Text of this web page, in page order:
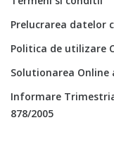
Prelucrarea datelor
Politica de utilizare
Solutionarea
Informare
878/2005